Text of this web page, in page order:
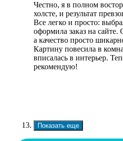
Честно, я в полном
холсте, и результат
Все легко и просто:
оформила заказ на
а качество просто
Картину повесила в
вписалась в интерьер.
рекомендую!
Показать еще